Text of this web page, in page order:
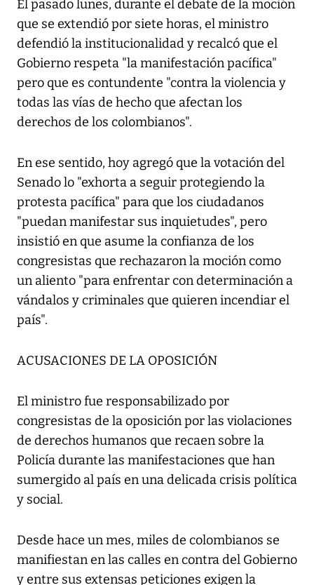
El pasado lunes, durante el debate de la moción
que se extendió por siete horas, el ministro
defendió la institucionalidad y recalcó que el
Gobierno respeta "la manifestación pacífica"
pero que es contundente "contra la violencia y
todas las vías de hecho que afectan los
derechos de los colombianos".
En ese sentido, hoy agregó que la votación del
Senado lo "exhorta a seguir protegiendo la
protesta pacífica" para que los ciudadanos
"puedan manifestar sus inquietudes", pero
insistió en que asume la confianza de los
congresistas que rechazaron la moción como
un aliento "para enfrentar con determinación a
vándalos y criminales que quieren incendiar el
país".
ACUSACIONES DE LA OPOSICIÓN
El ministro fue responsabilizado por
congresistas de la oposición por las violaciones
de derechos humanos que recaen sobre la
Policía durante las manifestaciones que han
sumergido al país en una delicada crisis política
y social.
Desde hace un mes, miles de colombianos se
manifiestan en las calles en contra del Gobierno
y entre sus extensas peticiones exigen la